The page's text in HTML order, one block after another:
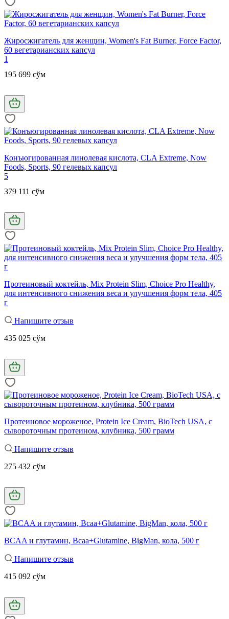
Жиросжигатель для женщин, Women's Fat Burner, Force Factor,
60 вегетарианских капсул
1
195 699 сўм
Конъюгированная линолевая кислота, CLA Extreme, Now
Foods, Sports, 90 гелевых капсул
5
379 111 сўм
Протеиновый коктейль, Mix Protein Slim, Сhoice Pro Healthy,
для интенсивного снижения веса и улучшения форм тела, 405
г
Напишите отзыв
435 025 сўм
Протеиновое мороженое, Protein Ice Cream, BioTech USA, с
сывороточным протеином, клубника, 500 грамм
Напишите отзыв
275 432 сўм
BCAA и глутамин, Bcaa+Glutamine, BigMan, кола, 500 г
Напишите отзыв
415 092 сўм